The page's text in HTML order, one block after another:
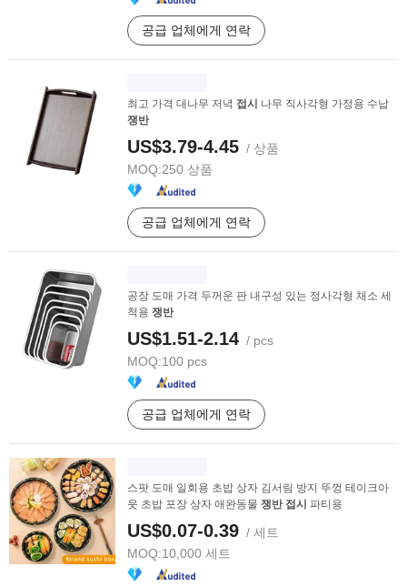
공급 업체에게 연락
최고 가격 대나무 저녁 접시 나무 직사각형 가정용 수납
쟁반
US$3.79-4.45 / 상품
MOQ:250 상품
공급 업체에게 연락
공장 도매 가격 두꺼운 판 내구성 있는 정사각형 채소 세
척용 쟁반
US$1.51-2.14 / pcs
MOQ:100 pcs
공급 업체에게 연락
스팟 도매 일회용 초밥 상자 김서림 방지 뚜껑 테이크아
웃 초밥 포장 상자 애완동물 쟁반 접시 파티용
US$0.07-0.39 / 세트
MOQ:10,000 세트